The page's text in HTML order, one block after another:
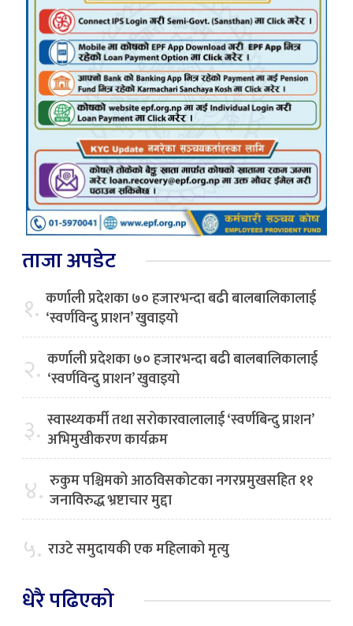
ताजा अपडेट
१. कर्णाली प्रदेशका ७० हजारभन्दा बढी बालबालिकालाई
‘स्वर्णविन्दु प्राशन’ खुवाइयो
२. कर्णाली प्रदेशका ७० हजारभन्दा बढी बालबालिकालाई
‘स्वर्णविन्दु प्राशन’ खुवाइयो
३. स्वास्थ्यकर्मी तथा सरोकारवालालाई ‘स्वर्णबिन्दु प्राशन’
अभिमुखीकरण कार्यक्रम
४. रुकुम पश्चिमको आठविसकोटका नगरप्रमुखसहित ११
जनाविरुद्ध भ्रष्टाचार मुद्दा
५. राउटे समुदायकी एक महिलाको मृत्यु
धेरै पढिएको